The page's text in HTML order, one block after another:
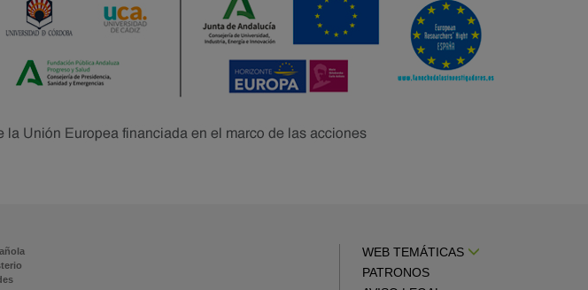
WEB TEMÁTICAS
PATRONOS